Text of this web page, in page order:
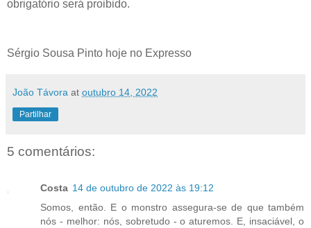
obrigatório será proibido.
Sérgio Sousa Pinto hoje no Expresso
João Távora at outubro 14, 2022
Partilhar
5 comentários:
Costa 14 de outubro de 2022 às 19:12
Somos, então. E o monstro assegura-se de que também
nós - melhor: nós, sobretudo - o aturemos. E, insaciável, o